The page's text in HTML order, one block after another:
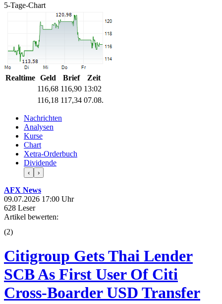
5-Tage-Chart
Realtime Geld Brief
Zeit
116,68 116,90 13:02
116,18 117,34 07.08.
Nachrichten
Analysen
Kurse
Chart
Xetra-Orderbuch
Dividende
‹ ›
AFX News
09.07.2026 17:00 Uhr
628 Leser
Artikel bewerten:
(2)
Citigroup Gets Thai Lender
SCB As First User Of Citi
Cross-Boarder USD Transfer